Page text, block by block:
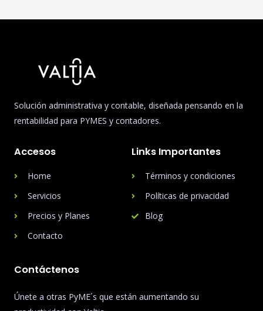
Solución administrativa y contable, diseñada pensando en la
rentabilidad para PYMES y contadores.
Accesos
Home
Servicios
Precios y Planes
Contacto
Links Importantes
Términos y condiciones
Políticas de privacidad
Blog
Contáctenos
Únete a otras PyME´s que están aumentando su